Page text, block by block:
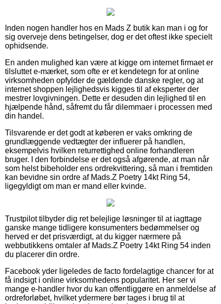
Inden nogen handler hos en Mads Z butik kan man i og for
sig overveje dens betingelser, dog er det oftest ikke specielt
ophidsende.
En anden mulighed kan være at kigge om internet firmaet er
tilsluttet e-mærket, som ofte er et kendetegn for at online
virksomheden opfylder de gældende danske regler, og at
internet shoppen lejlighedsvis kigges til af eksperter der
mestrer lovgivningen. Dette er desuden din lejlighed til en
hjælpende hånd, såfremt du får dilemmaer i processen med
din handel.
Tilsvarende er det godt at køberen er vaks omkring de
grundlæggende vedtægter der influerer på handlen,
eksempelvis hvilken returrettighed online forhandleren
bruger. I den forbindelse er det også afgørende, at man når
som helst bibeholder ens ordrekvittering, så man i fremtiden
kan bevidne sin ordre af Mads.Z Poetry 14kt Ring 54,
ligegyldigt om man er mand eller kvinde.
Trustpilot tilbyder dig ret belejlige løsninger til at iagttage
ganske mange tidligere konsumenters bedømmelser og
herved er det prisværdigt, at du kigger nærmere på
webbutikkens omtaler af Mads.Z Poetry 14kt Ring 54 inden
du placerer din ordre.
Facebook yder ligeledes de facto fordelagtige chancer for at
få indsigt i online virksomhedens popularitet. Her ser vi
mange e-handler hvor du kan offentliggøre en anmeldelse af
ordreforløbet, hvilket ydermere bør tages i brug til at